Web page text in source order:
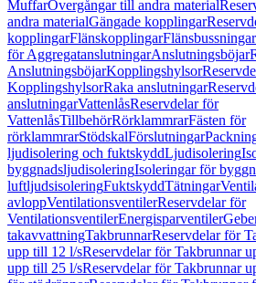
MuffarÖvergångar till andra material
andra materialGängade kopplingar
kopplingarFlänskopplingarFlänsbussningar
för AggregatanslutningarAnslutningsböjar
AnslutningsböjarKopplingshylsor
KopplingshylsorRaka anslutningar
anslutningarVattenlåsReservdelar för
VattenlåsTillbehörRörklammrarFästen för
rörklammrarStödskalFörslutningar
ljudisolering och fuktskyddLjudisolering
byggnadsljudisoleringIsoleringar för
luftljudsisoleringFuktskyddTätningar
avloppVentilationsventilerReservdelar för
VentilationsventilerEnergisparventiler
takavvattningTakbrunnarReservdelar för
upp till 12 l/sReservdelar för Takbrunnar
upp till 25 l/sReservdelar för Takbrunnar